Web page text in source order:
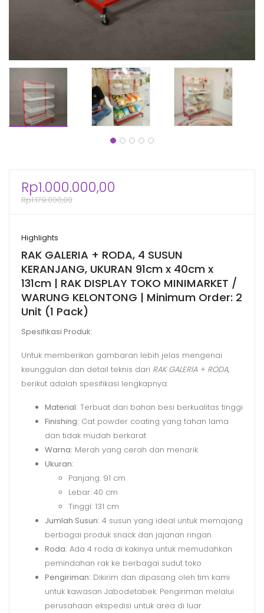
Rp1.000.000,00
Rp1.179.000,00
Highlights
RAK GALERIA + RODA, 4 SUSUN
KERANJANG, UKURAN 91cm x 40cm x
131cm | RAK DISPLAY TOKO MINIMARKET /
WARUNG KELONTONG | Minimum Order: 2
Unit (1 Pack)
Spesifikasi Produk:
Untuk memberikan gambaran lebih jelas mengenai
keunggulan dan detail teknis dari RAK GALERIA + RODA,
berikut adalah spesifikasi lengkapnya:
Material: Terbuat dari bahan besi berkualitas tinggi
Finishing: Cat powder coating yang tahan lama
dan tidak mudah berkarat
Warna: Merah yang cerah dan menarik
Ukuran:
Panjang: 91 cm
Lebar: 40 cm
Tinggi: 131 cm
Jumlah Susun: 4 susun yang ideal untuk memajang
berbagai produk snack dan jajanan ringan
Roda: Ada 4 roda di kakinya untuk memudahkan
pemindahan rak ke berbagai sudut toko
Pengiriman: Dikirim dan dipasang oleh tim kami
untuk kawasan Jabodetabek. Pengiriman melalui
perusahaan ekspedisi untuk area di luar